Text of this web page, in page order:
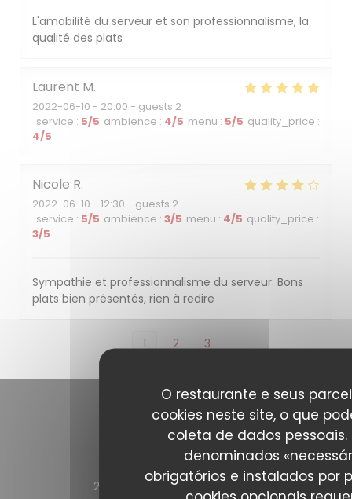
O restaurante e seus
cookies neste site, o que
coleta de dados pessoais.
denominados
obrigatórios e instalados por
L'amabilité du serveur et son professionnalisme, la
qualité des plats
Laurent M
2022-06-10 - 20:00 - guests 2
service : 5/5 ambience : 4/5 menu : 5/5 quality_price :
4/5
Nicole R
2022-06-10 - 12:30 - guests 2
service : 5/5 ambience : 3/5 menu : 4/5 quality_price :
3/5
Sympathie et professionnalisme du serveur. Bons
plats bien présentés, rien à redire
1 2 3
Contacte-nos
L'Entracte Paris
21, rue malte brun 75020 PARIS ((abre numa